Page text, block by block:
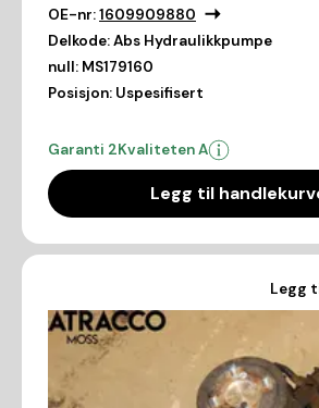
OE-nr:1609909880
Delkode:Abs Hydraulikkpumpe
null: MS179160
Posisjon: Uspesifisert
Garanti 2Kvaliteten A
Legg til
Legg